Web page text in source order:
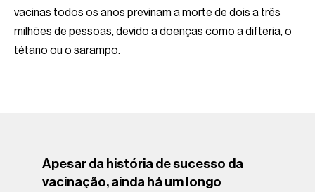
vacinas todos os anos previnam a morte de dois a três
milhões de pessoas, devido a doenças como a difteria, o
tétano ou o sarampo.
Apesar da história de sucesso da
vacinação, ainda há um longo